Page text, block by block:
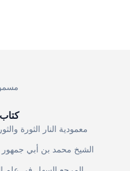
معمودية النار الثورة
الشيخ محمد بن أبي جمهور